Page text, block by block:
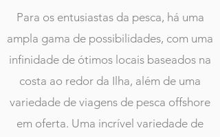
Para os entusiastas da pesca, há uma
ampla gama de possibilidades, com uma
infinidade de ótimos locais baseados na
costa ao redor da Ilha, além de uma
variedade de viagens de pesca offshore
em oferta. Uma incrível variedade de